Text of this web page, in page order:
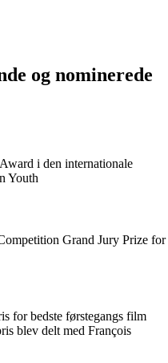
og nominerede
i den internationale
Youth
Grand Jury Prize for
for bedste førstegangs film
blev delt med François